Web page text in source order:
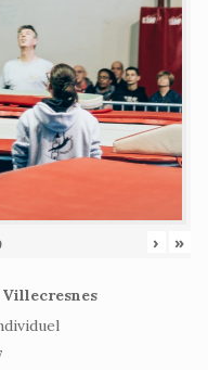
› »